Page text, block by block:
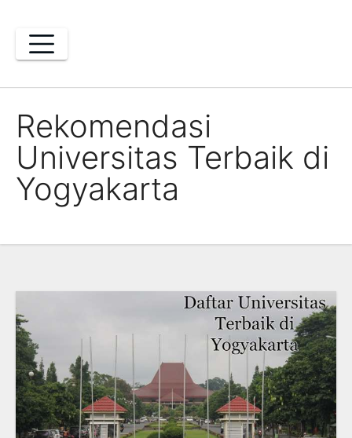
content
Rekomendasi
Universitas Terbaik di
Yogyakarta